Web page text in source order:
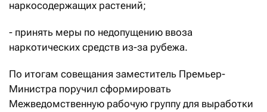
наркосодержащих растений;
- принять меры по недопущению ввоза
наркотических средств из-за рубежа.
По итогам совещания заместитель Премьер-
Министра поручил сформировать
Межведомственную рабочую группу для выработки